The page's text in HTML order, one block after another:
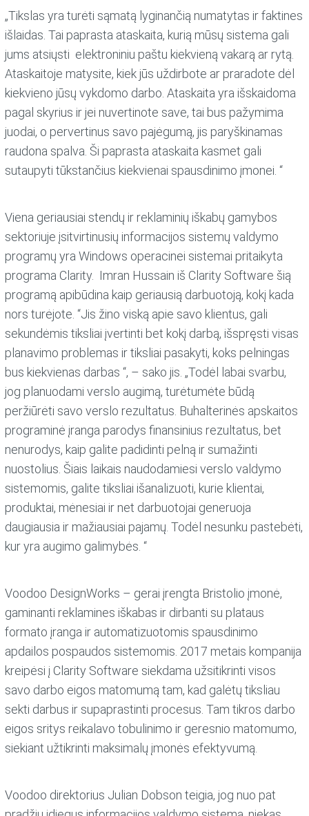
„Tikslas yra turėti sąmatą lyginančią numatytas ir faktines
išlaidas. Tai paprasta ataskaita, kurią mūsų sistema gali
jums atsiųsti elektroniniu paštu kiekvieną vakarą ar rytą.
Ataskaitoje matysite, kiek jūs uždirbote ar praradote dėl
kiekvieno jūsų vykdomo darbo. Ataskaita yra išskaidoma
pagal skyrius ir jei nuvertinote save, tai bus pažymima
juodai, o pervertinus savo pajėgumą, jis paryškinamas
raudona spalva. Ši paprasta ataskaita kasmet gali
sutaupyti tūkstančius kiekvienai spausdinimo įmonei. “
Viena geriausiai stendų ir reklaminių iškabų gamybos
sektoriuje įsitvirtinusių informacijos sistemų valdymo
programų yra Windows operacinei sistemai pritaikyta
programa Clarity. Imran Hussain iš Clarity Software šią
programą apibūdina kaip geriausią darbuotoją, kokį kada
nors turėjote. “Jis žino viską apie savo klientus, gali
sekundėmis tiksliai įvertinti bet kokį darbą, išspręsti visas
planavimo problemas ir tiksliai pasakyti, koks pelningas
bus kiekvienas darbas “, – sako jis. „Todėl labai svarbu,
jog planuodami verslo augimą, turėtumėte būdą
peržiūrėti savo verslo rezultatus. Buhalterinės apskaitos
programinė įranga parodys finansinius rezultatus, bet
nenurodys, kaip galite padidinti pelną ir sumažinti
nuostolius. Šiais laikais naudodamiesi verslo valdymo
sistemomis, galite tiksliai išanalizuoti, kurie klientai,
produktai, mėnesiai ir net darbuotojai generuoja
daugiausia ir mažiausiai pajamų. Todėl nesunku pastebėti,
kur yra augimo galimybės. “
Voodoo DesignWorks – gerai įrengta Bristolio įmonė,
gaminanti reklamines iškabas ir dirbanti su plataus
formato įranga ir automatizuotomis spausdinimo
apdailos pospaudos sistemomis. 2017 metais kompanija
kreipėsi į Clarity Software siekdama užsitikrinti visos
savo darbo eigos matomumą tam, kad galėtų tiksliau
sekti darbus ir supaprastinti procesus. Tam tikros darbo
eigos sritys reikalavo tobulinimo ir geresnio matomumo,
siekiant užtikrinti maksimalų įmonės efektyvumą.
Voodoo direktorius Julian Dobson teigia, jog nuo pat